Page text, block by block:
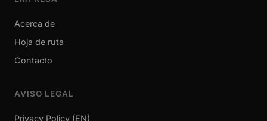
Acerca de
Hoja de ruta
Contacto
AVISO LEGAL
Privacy Policy (EN)